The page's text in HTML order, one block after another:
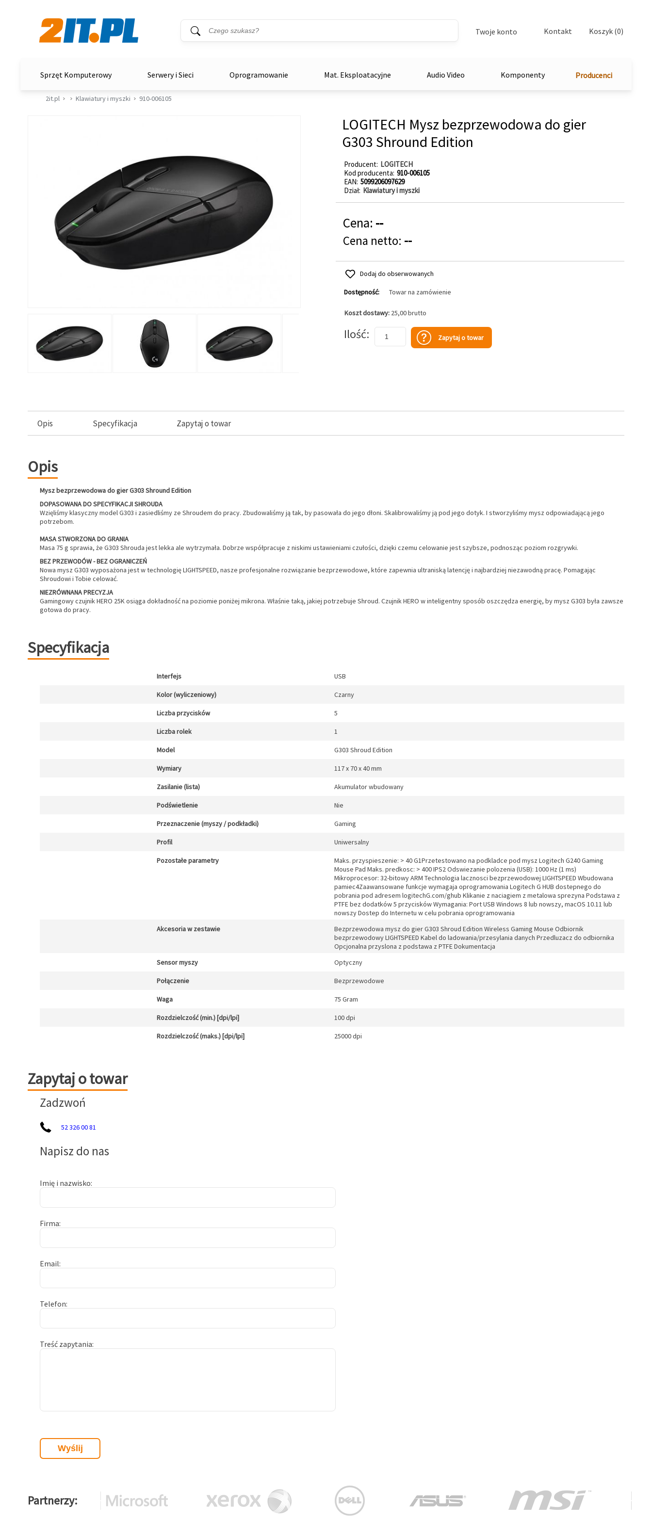
Wyszukiwarka
Słowo kluczowe
Twoje konto Kontakt Koszyk (0)
Sprzęt Komputerowy Serwery i Sieci Oprogramowanie Mat. Eksploatacyjne Audio Video Komponenty Producenci
2it.pl Klawiatury i myszki 910-006105
LOGITECH Mysz bezprzewodowa do gier
G303 Shround Edition
Producent LOGITECH
Kod producenta 910-006105
EAN 5099206097629
Dział Klawiatury i myszki
Cena: --
Cena netto: --
Dodaj do obserwowanych
Dostępność: Towar na zamówienie
Koszt dostawy: 25,00 brutto
Ilość Zapytaj o towar
Opis Specyfikacja Zapytaj o towar
Opis
Mysz bezprzewodowa do gier G303 Shround Edition
DOPASOWANA DO SPECYFIKACJI SHROUDA
Wzięliśmy klasyczny model G303 i zasiedliśmy ze Shroudem do pracy. Zbudowaliśmy ją tak, by pasowała do jego dłoni. Skalibrowaliśmy ją pod jego dotyk. I stworzyliśmy mysz odpowiadającą jego
potrzebom.
MASA STWORZONA DO GRANIA
Masa 75 g sprawia, że G303 Shrouda jest lekka ale wytrzymała. Dobrze współpracuje z niskimi ustawieniami czułości, dzięki czemu celowanie jest szybsze, podnosząc poziom rozgrywki.
BEZ PRZEWODÓW - BEZ OGRANICZEŃ
Nowa mysz G303 wyposażona jest w technologię LIGHTSPEED, nasze profesjonalne rozwiązanie bezprzewodowe, które zapewnia ultraniską latencję i najbardziej niezawodną pracę. Pomagając
Shroudowi i Tobie celować.
NIEZRÓWNANA PRECYZJA
Gamingowy czujnik HERO 25K osiąga dokładność na poziomie poniżej mikrona. Właśnie taką, jakiej potrzebuje Shroud. Czujnik HERO w inteligentny sposób oszczędza energię, by mysz G303 była zawsze
gotowa do pracy.
Specyfikacja
Interfejs USB
Kolor (wyliczeniowy) Czarny
Liczba przycisków 5
Liczba rolek 1
Model G303 Shroud Edition
Wymiary 117 x 70 x 40 mm
Zasilanie (lista) Akumulator wbudowany
Podświetlenie Nie
Przeznaczenie (myszy / podkładki) Gaming
Profil Uniwersalny
Pozostałe parametry
Maks. przyspieszenie: > 40 G1Przetestowano na podkladce pod mysz Logitech G240 Gaming
Mouse Pad Maks. predkosc: > 400 IPS2 Odswiezanie polozenia (USB): 1000 Hz (1 ms)
Mikroprocesor: 32-bitowy ARM Technologia lacznosci bezprzewodowej LIGHTSPEED Wbudowana
pamiec4Zaawansowane funkcje wymagaja oprogramowania Logitech G HUB dostepnego do
pobrania pod adresem logitechG.com/ghub Klikanie z naciagiem z metalowa sprezyna Podstawa z
PTFE bez dodatków 5 przycisków Wymagania: Port USB Windows 8 lub nowszy, macOS 10.11 lub
nowszy Dostep do Internetu w celu pobrania oprogramowania
Akcesoria w zestawie
Bezprzewodowa mysz do gier G303 Shroud Edition Wireless Gaming Mouse Odbiornik
bezprzewodowy LIGHTSPEED Kabel do ladowania/przesylania danych Przedluzacz do odbiornika
Opcjonalna przyslona z podstawa z PTFE Dokumentacja
Sensor myszy
Optyczny
Połączenie Bezprzewodowe
Waga 75 Gram
Rozdzielczość (min.) [dpi/lpi] 100 dpi
Rozdzielczość (maks.) [dpi/lpi] 25000 dpi
Zapytaj o towar
Zapytaj o towar
Zadzwoń
52 326 00 81
Napisz do nas
Imię i nazwisko
Firma
Email
Telefon
Treść zapytania
Partnerzy